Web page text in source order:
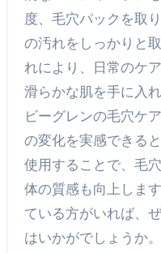
度、毛穴パックを取
の汚れをしっかりと
れにより、日常のケ
滑らかな肌を手に入
ビーグレンの毛穴ケ
の変化を実感できる
使用することで、毛
体の質感も向上しま
ている方がいれば、
はいかがでしょうか